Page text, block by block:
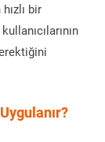
bir
kullanıcılarının